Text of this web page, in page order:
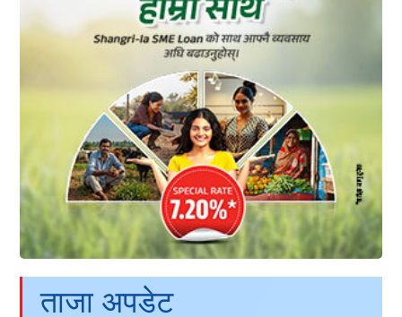
ताजा अपडेट